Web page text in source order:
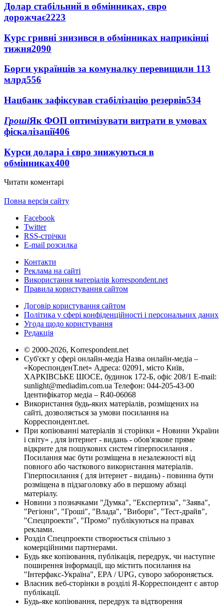
Долар стабільний в обмінниках, євро
дорожчає2223
Курс гривні знизився в обмінниках наприкінці
тижня2090
Борги українців за комуналку перевищили 113
млрд556
Нацбанк зафіксував стабілізацію резервів534
ГрошіЯк ФОП оптимізувати витрати в умовах
фіскалізації406
Курси долара і євро знижуються в
обмінниках400
Читати коментарі
Повна версія сайту
Facebook
Twitter
RSS-стрічки
E-mail розсилка
Контакти
Реклама на сайті
Використання матеріалів korrespondent.net
Правила користування сайтом
Договір користування сайтом
Політика у сфері конфіденційності і персональних даних
Угода щодо користування
Редакція
© 2000-2026, Korrespondent.net
Суб'єкт у сфері онлайн-медіа Назва онлайн-медіа –
«КореспонденТ.net» Адреса: 02091, місто Київ,
ХАРКІВСЬКЕ ШОСЕ, будинок 172-Б, офіс 208/1 E-mail:
sunlight@mediadim.com.ua Телефон: 044-205-43-00
Ідентифікатор медіа – R40-06068
Використання будь-яких матеріалів, розміщених на
сайті, дозволяється за умови посилання на
Корреспондент.net.
При копіюванні матеріалів зі сторінки « Новини України
і світу» , для інтернет - видань - обов'язкове пряме
відкрите для пошукових систем гіперпосилання .
Посилання має бути розміщена в незалежності від
повного або часткового використання матеріалів.
Гіперпосилання ( для інтернет - видань) - повинна бути
розміщена в підзаголовку або в першому абзаці
матеріалу.
Новини з позначками "Думка", "Експертиза", "Заява",
"Регіони", "Гроші", "Влада", "Вибори", "Тест-драйв",
"Спецпроекти", "Промо" публікуються на правах
реклами.
Розділ Спецпроекти створюється спільно з
комерційними партнерами.
Будь яке копіювання, публікація, передрук, чи наступне
поширення інформації, що містить посилання на
"Інтерфакс-Україна", EPA / UPG, суворо забороняється.
Власник веб-сторінки в розділі Я-Корреспондент є автор
публікації.
Будь-яке копіювання, передрук та відтворення